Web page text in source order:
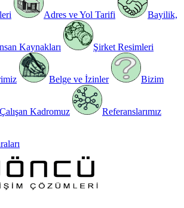
Adres ve Yol Tarifi Bayilik,
Kaynakları Şirket Resimleri
Belge ve İzinler Bizim
Çalışan Kadromuz Referanslarımız